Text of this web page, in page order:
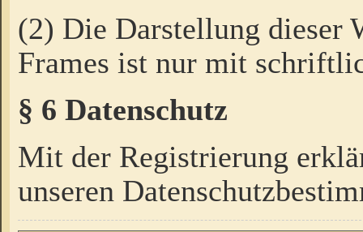
(2) Die Darstellung dieser
Frames ist nur mit
§ 6 Datenschutz
Mit der Registrierung
unseren